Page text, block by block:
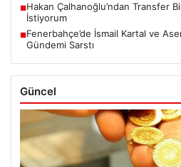
■Hakan Çalhanoğlu’ndan Transfer
İstiyorum
■Fenerbahçe’de İsmail Kartal ve
Gündemi Sarstı
Güncel